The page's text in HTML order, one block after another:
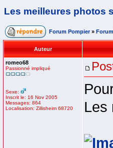
Les meilleures photos
Forum Pompier »
Auteur
romeo68
Passionné impliqué
Sexe:
Inscrit le: 16 Nov 2005
Messages: 864
Localisation: Zillisheim 68720
Les